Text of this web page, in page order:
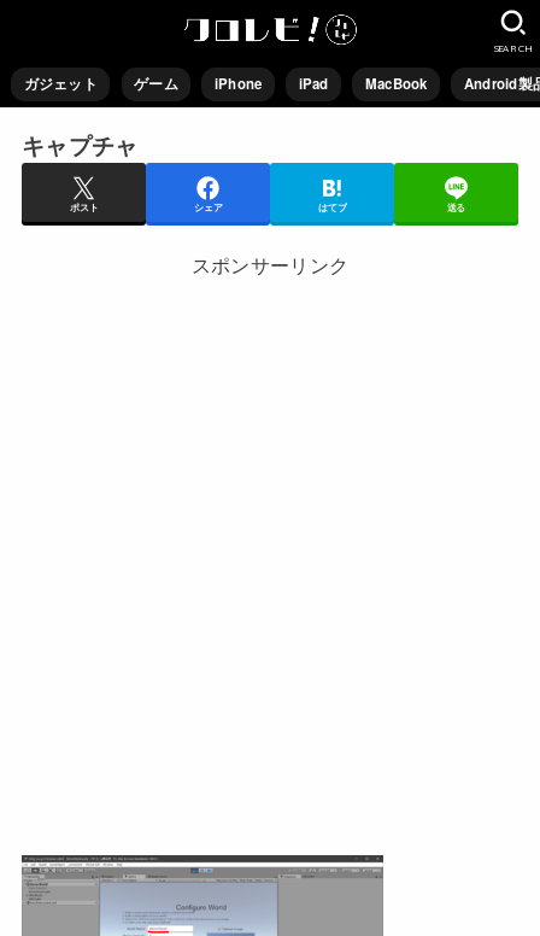
ガジェット ゲーム iPhone iPad MacBook Android製
SEARCH
キャプチャ
ポスト シェア はてブ 送る
スポンサーリンク